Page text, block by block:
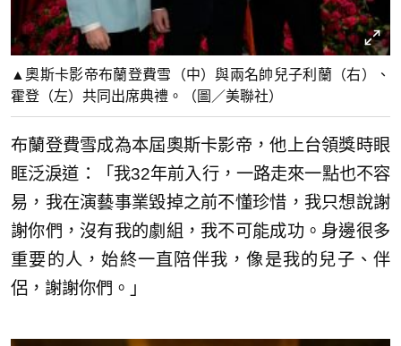
▲奧斯卡影帝布蘭登費雪（中）與兩名帥兒子利蘭（右）、
霍登（左）共同出席典禮。（圖／美聯社）
布蘭登費雪成為本屆奧斯卡影帝，他上台領獎時眼
眶泛淚道：「我32年前入行，一路走來一點也不容
易，我在演藝事業毀掉之前不懂珍惜，我只想說謝
謝你們，沒有我的劇組，我不可能成功。身邊很多
重要的人，始終一直陪伴我，像是我的兒子、伴
侶，謝謝你們。」